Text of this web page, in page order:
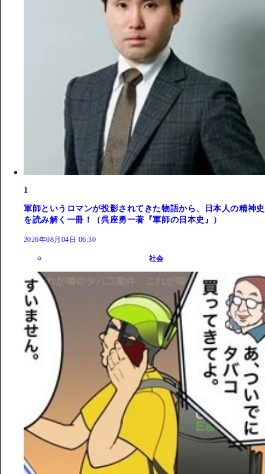
1
軍師というロマンが投影されてきた物語から、日本人の精神史
を読み解く一冊！（呉座勇一著『軍師の日本史』）
2026年08月04日 06:30
社会